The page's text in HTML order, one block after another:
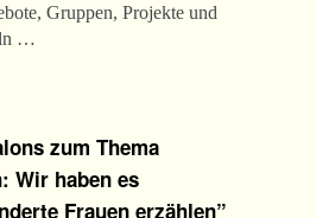
Gruppen, Projekte und
…
zum Thema
Wir haben es
Frauen erzählen”